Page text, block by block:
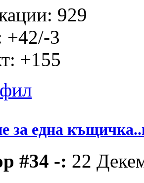
929
+42/-3
+155
за една
#34 -: 22